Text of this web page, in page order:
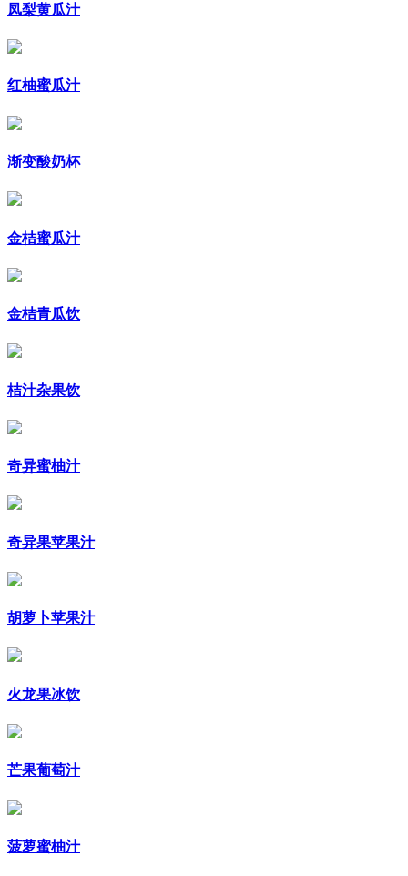
凤梨黄瓜汁
红柚蜜瓜汁
渐变酸奶杯
金桔蜜瓜汁
金桔青瓜饮
桔汁杂果饮
奇异蜜柚汁
奇异果苹果汁
胡萝卜苹果汁
火龙果冰饮
芒果葡萄汁
菠萝蜜柚汁